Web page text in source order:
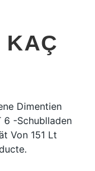
KAÇ
Dimentien
6 -Schublladen
Von 151 Lt